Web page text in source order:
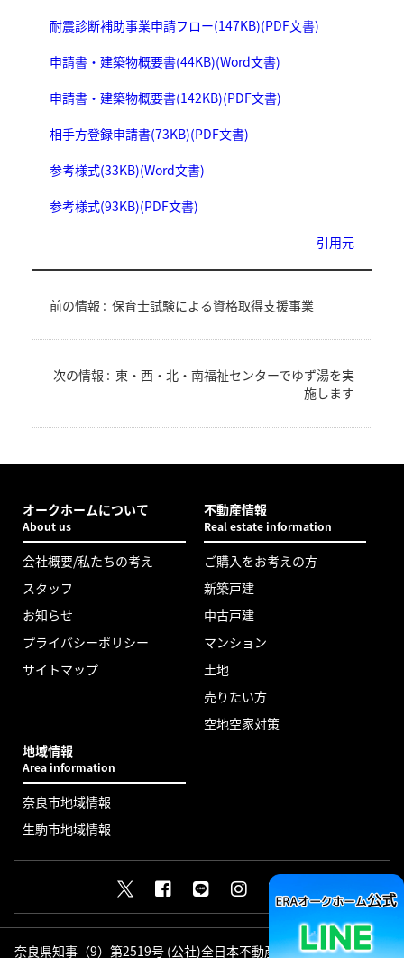
耐震診断補助事業申請フロー(147KB)(PDF文書)
申請書・建築物概要書(44KB)(Word文書)
申請書・建築物概要書(142KB)(PDF文書)
相手方登録申請書(73KB)(PDF文書)
参考様式(33KB)(Word文書)
参考様式(93KB)(PDF文書)
引用元
前の情報 : 保育士試験による資格取得支援事業
次の情報 : 東・西・北・南福祉センターでゆず湯を実
施します
オークホームについて
About us
会社概要/私たちの考え
スタッフ
お知らせ
プライバシーポリシー
サイトマップ
不動産情報
Real estate information
ご購入をお考えの方
新築戸建
中古戸建
マンション
土地
売りたい方
空地空家対策
地域情報
Area information
奈良市地域情報
生駒市地域情報
奈良県知事（9）第2519号 (公社)全日本不動産協会会員 (公社)近畿